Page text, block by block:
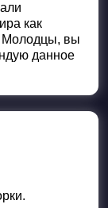
как
Молодцы, вы
данное